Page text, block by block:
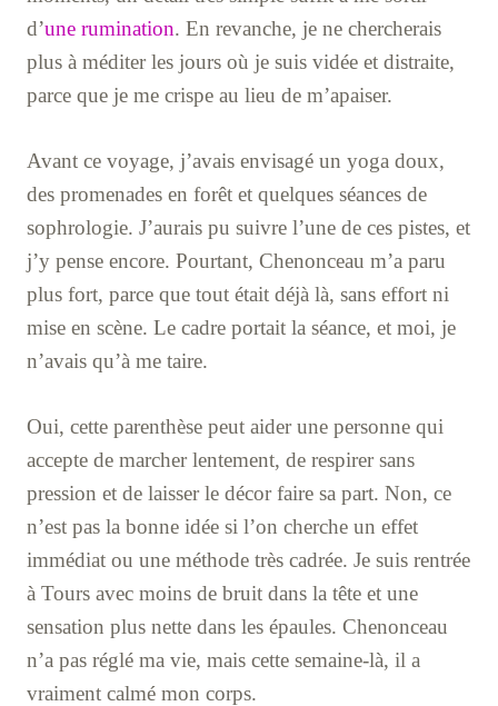
d’une rumination. En revanche, je ne chercherais
plus à méditer les jours où je suis vidée et distraite,
parce que je me crispe au lieu de m’apaiser.
Avant ce voyage, j’avais envisagé un yoga doux,
des promenades en forêt et quelques séances de
sophrologie. J’aurais pu suivre l’une de ces pistes, et
j’y pense encore. Pourtant, Chenonceau m’a paru
plus fort, parce que tout était déjà là, sans effort ni
mise en scène. Le cadre portait la séance, et moi, je
n’avais qu’à me taire.
Oui, cette parenthèse peut aider une personne qui
accepte de marcher lentement, de respirer sans
pression et de laisser le décor faire sa part. Non, ce
n’est pas la bonne idée si l’on cherche un effet
immédiat ou une méthode très cadrée. Je suis rentrée
à Tours avec moins de bruit dans la tête et une
sensation plus nette dans les épaules. Chenonceau
n’a pas réglé ma vie, mais cette semaine-là, il a
vraiment calmé mon corps.